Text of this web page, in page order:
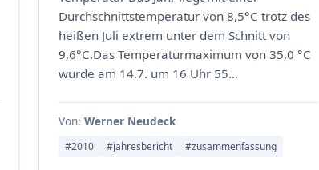
Durchschnittstemperatur von 8,5°C trotz des
heißen Juli extrem unter dem Schnitt von
9,6°C.Das Temperaturmaximum von 35,0 °C
wurde am 14.7. um 16 Uhr 55...
Von: Werner Neudeck
#2010 #jahresbericht #zusammenfassung